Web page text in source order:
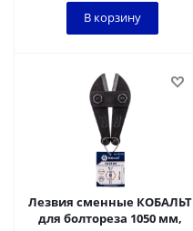
В корзину
Лезвия сменные КОБАЛЬТ
для болтореза 1050 мм,